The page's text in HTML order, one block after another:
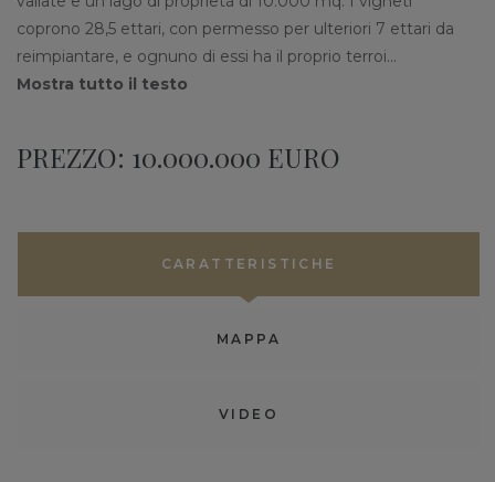
coprono 28,5 ettari, con permesso per ulteriori 7 ettari da
reimpiantare, e ognuno di essi ha il proprio terroi...
Mostra tutto il testo
PREZZO: 10.000.000 EURO
CARATTERISTICHE
MAPPA
VIDEO